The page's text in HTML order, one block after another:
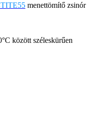
menettömítő zsinór
között széleskürűen